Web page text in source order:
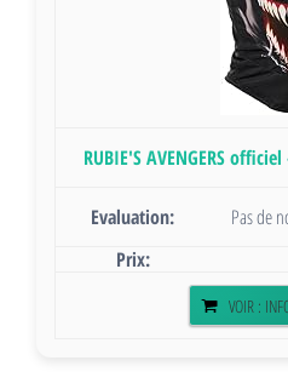
RUBIE'S AVENGERS
Pas de
VOIR :